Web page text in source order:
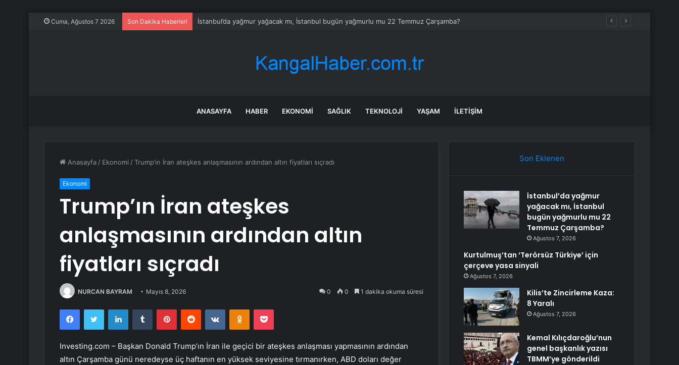
Cuma, Ağustos 7 2026 Son Dakika Haberleri Kurtulmuş’tan ‘Terörsüz Türkiye’ için çerçeve yasa sinyali
ANASAYFA HABER EKONOMI SAĞLIK TEKNOLOJI YAŞAM İLETIŞIM
Anasayfa / Ekonomi /Trump’ın İran ateşkes anlaşmasının ardından altın fiyatları sıçradı
Ekonomi
Trump’ın İran ateşkes
anlaşmasının ardından altın
fiyatları sıçradı
NURCAN BAYRAM Mayıs 8, 2026 0 0 1 dakika okuma süresi
FacebookTwitter LinkedInTumblr PinterestReddit VKontakteOdnoklassniki
Pocket
Investing.com – Başkan Donald Trump’ın İran ile geçici bir ateşkes anlaşması yapmasının ardından
altın Çarşamba günü neredeyse üç haftanın en yüksek seviyesine tırmanırken, ABD doları değer
Son Eklenen
İstanbul’da yağmur
yağacak mı, İstanbul
bugün yağmurlu mu 22
Temmuz Çarşamba?
Ağustos 7, 2026
Kurtulmuş’tan ‘Terörsüz Türkiye’ için
çerçeve yasa sinyali
Ağustos 7, 2026
Kilis’te Zincirleme Kaza:
8 Yaralı
Ağustos 7, 2026
Kemal Kılıçdaroğlu’nun
genel başkanlık yazısı
TBMM’ye gönderildi